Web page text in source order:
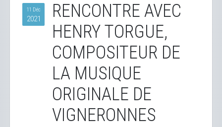
11 Déc
2021
RENCONTRE AVEC
HENRY TORGUE,
COMPOSITEUR DE
LA MUSIQUE
ORIGINALE DE
VIGNERONNES